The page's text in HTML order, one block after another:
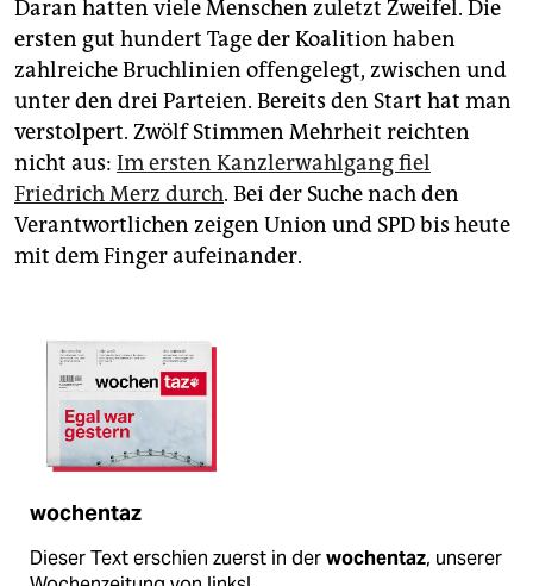
Daran hatten viele Menschen zuletzt Zweifel. Die
ersten gut hundert Tage der Koalition haben
zahlreiche Bruchlinien offengelegt, zwischen und
unter den drei Parteien. Bereits den Start hat man
verstolpert. Zwölf Stimmen Mehrheit reichten
nicht aus: Im ersten Kanzlerwahlgang fiel
Friedrich Merz durch. Bei der Suche nach den
Verantwortlichen zeigen Union und SPD bis heute
mit dem Finger aufeinander.
wochentaz
Dieser Text erschien zuerst in derwochentaz, unserer